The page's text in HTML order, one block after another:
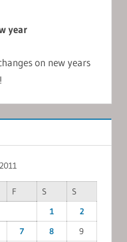
year
on new years
F S
S
1
2
7 8
9